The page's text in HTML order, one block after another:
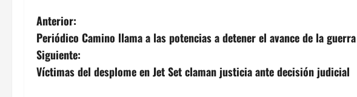
N
a
v
Anterior:
Periódico Camino llama a las potencias a detener el avance de la guerra
Siguiente:
Víctimas del desplome en Jet Set claman justicia ante decisión judicial